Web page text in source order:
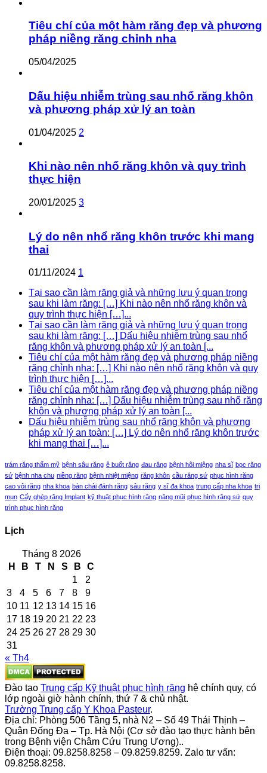
Tiêu chí của một hàm răng đẹp và phương
pháp niềng răng chỉnh nha
05/04/2025
Dấu hiệu nhiễm trùng sau nhổ răng khôn
và phương pháp xử lý an toàn
01/04/2025 2
Khi nào nên nhổ răng khôn và quy trình
thực hiện
20/01/2025 3
Lý do nên nhổ răng khôn trước khi mang
thai
01/11/2024 1
Tại sao cần làm răng giả và những lưu ý quan trọng
sau khi làm răng: […] Khi nào nên nhổ răng khôn và
quy trình thực hiện […]...
Tại sao cần làm răng giả và những lưu ý quan trọng
sau khi làm răng: […] Dấu hiệu nhiễm trùng sau nhổ
răng khôn và phương pháp xử lý an toàn [...
Tiêu chí của một hàm răng đẹp và phương pháp niềng
răng chỉnh nha: […] Khi nào nên nhổ răng khôn và quy
trình thực hiện […]...
Tiêu chí của một hàm răng đẹp và phương pháp niềng
răng chỉnh nha: […] Dấu hiệu nhiễm trùng sau nhổ răng
khôn và phương pháp xử lý an toàn [...
Dấu hiệu nhiễm trùng sau nhổ răng khôn và phương
pháp xử lý an toàn: […] Lý do nên nhổ răng khôn trước
khi mang thai […]...
trám răng thẩm mỹ bệnh sâu răng ê buốt răng đau răng bệnh hôi miệng nha sĩ bọc răng
sứ bệnh nha chu niềng răng bệnh nhiệt miệng răng khôn cầu răng sứ phục hình răng
cao vôi răng nha khoa bàn chải đánh răng sâu răng y sĩ đa khoa trung cấp nha khoa trị
mụn Cấy ghép răng Implant kỹ thuật phục hình răng nâng mũi phục hình răng sứ quy
trình phục hình răng
Lịch
Tháng 8 2026
H
B T N S B
C
1
2
3
4 5 6 7 8
9
10 11 12 13 14 15 16
17 18 19 20 21 22 23
24 25 26 27 28 29 30
31
« Th4
Đào tạo Trung cấp Kỹ thuật phục hình răng hệ chính quy, có
lớp ngoài giờ hành chính, thứ 7 & chủ nhật.
Trường Trung cấp Y Khoa Pasteur.
Địa chỉ: Phòng 506 Tầng 5, nhà N2 – Số 49 Thái Thịnh –
Quận Đống Đa – Tp. Hà Nội (Cơ sở đào tạo thực hành bên
trong Bệnh viện Châm Cứu Trung Ương)..
Điện thoại: 09.8258.8258 – 09.8259.8259. Zalo tư vấn:
09.8258.8258.